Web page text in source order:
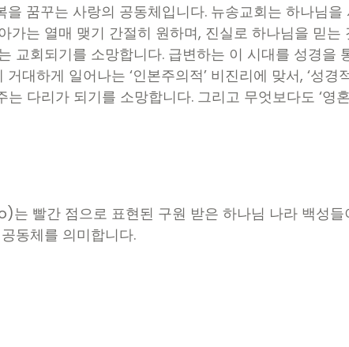
꿈꾸는 사랑의 공동체입니다. 뉴송교회는 하나님
가는 열매 맺기 간절히 원하며, 진실로 하나님을 믿
교회되기를 소망합니다. 급변하는 이 시대를 성경을
대하게 일어나는 ‘인본주의적’ 비진리에 맞서, ‘성경
다리가 되기를 소망합니다. 그리고 무엇보다도 ‘영
빨간 점으로 표현된 구원 받은 하나님 나라 백성
동체를 의미합니다.